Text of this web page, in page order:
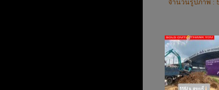
จำนวนรูปภาพ :